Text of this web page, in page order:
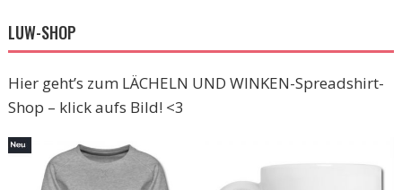
LUW-SHOP
Hier geht’s zum LÄCHELN UND WINKEN-Spreadshirt-
Shop – klick aufs Bild! <3